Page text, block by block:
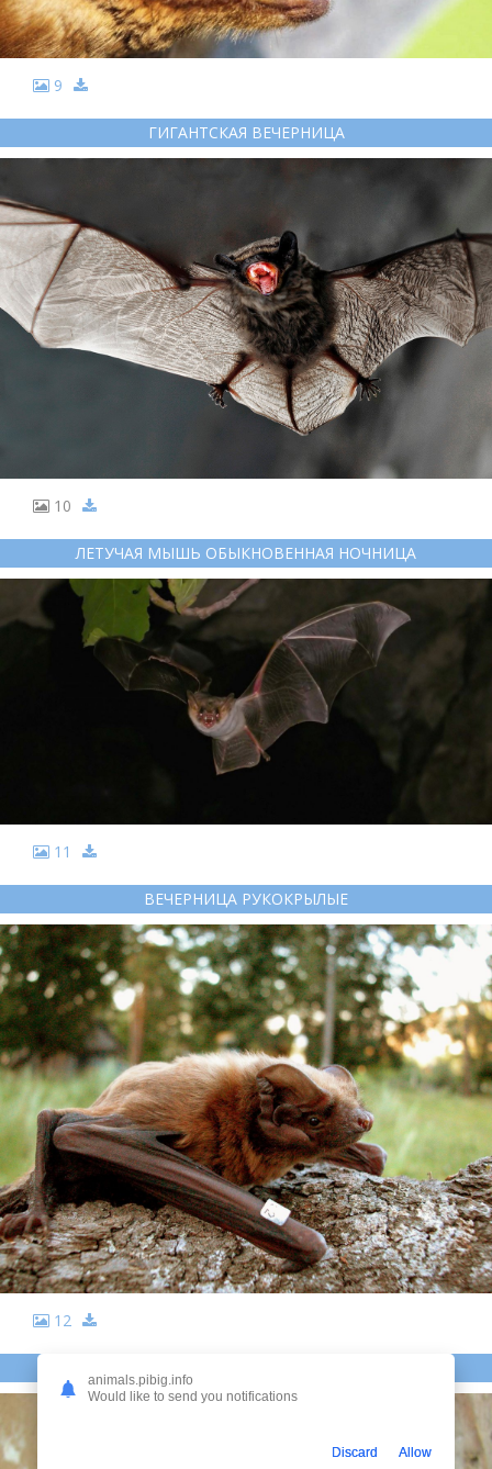
9
ГИГАНТСКАЯ ВЕЧЕРНИЦА
10
ЛЕТУЧАЯ МЫШЬ ОБЫКНОВЕННАЯ НОЧНИЦА
11
ВЕЧЕРНИЦА РУКОКРЫЛЫЕ
12
animals.pibig.info
Would like to send you notifications
Discard Allow